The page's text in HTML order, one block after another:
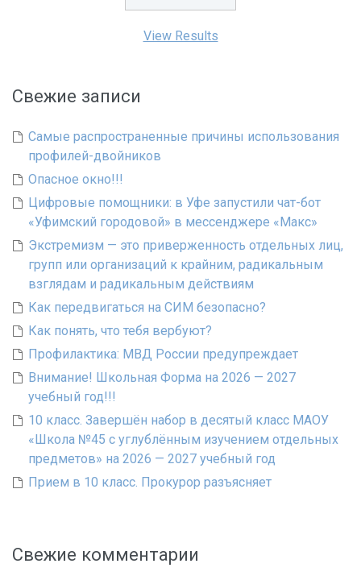
View Results
Свежие записи
Самые распространенные причины использования
профилей-двойников
Опасное окно!!!
Цифровые помощники: в Уфе запустили чат-бот
«Уфимский городовой» в мессенджере «Макс»
Экстремизм — это приверженность отдельных лиц,
групп или организаций к крайним, радикальным
взглядам и радикальным действиям
Как передвигаться на СИМ безопасно?
Как понять, что тебя вербуют?
Профилактика: МВД России предупреждает
Внимание! Школьная Форма на 2026 — 2027
учебный год!!!
10 класс. Завершён набор в десятый класс МАОУ
«Школа №45 с углублённым изучением отдельных
предметов» на 2026 — 2027 учебный год
Прием в 10 класс. Прокурор разъясняет
Свежие комментарии